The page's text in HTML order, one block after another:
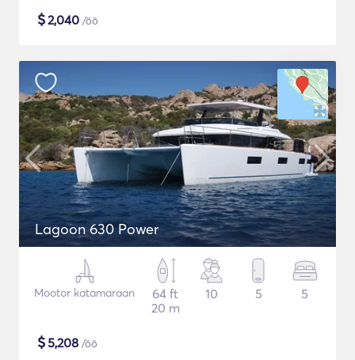
$2,040 /öö
Lagoon 630 Power
Mootor katamaraan
64 ft
20 m
10 5 5
$5,208 /öö